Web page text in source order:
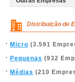
Distribuição de
Micro (3.591
Pequenas (932
Médias (210